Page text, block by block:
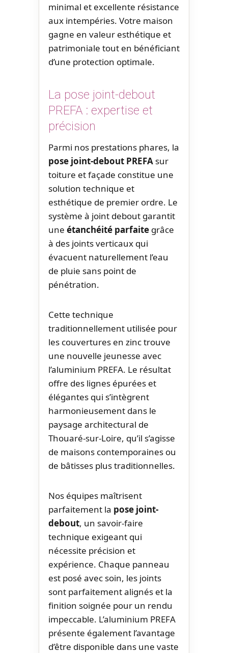
minimal et excellente résistance
aux intempéries. Votre maison
gagne en valeur esthétique et
patrimoniale tout en bénéficiant
d’une protection optimale.
La pose joint-debout
PREFA : expertise et
précision
Parmi nos prestations phares, la
pose joint-debout PREFA sur
toiture et façade constitue une
solution technique et
esthétique de premier ordre. Le
système à joint debout garantit
une étanchéité parfaite grâce
à des joints verticaux qui
évacuent naturellement l’eau
de pluie sans point de
pénétration.
Cette technique
traditionnellement utilisée pour
les couvertures en zinc trouve
une nouvelle jeunesse avec
l’aluminium PREFA. Le résultat
offre des lignes épurées et
élégantes qui s’intègrent
harmonieusement dans le
paysage architectural de
Thouaré-sur-Loire, qu’il s’agisse
de maisons contemporaines ou
de bâtisses plus traditionnelles.
Nos équipes maîtrisent
parfaitement la pose joint-
debout, un savoir-faire
technique exigeant qui
nécessite précision et
expérience. Chaque panneau
est posé avec soin, les joints
sont parfaitement alignés et la
finition soignée pour un rendu
impeccable. L’aluminium PREFA
présente également l’avantage
d’être disponible dans une vaste